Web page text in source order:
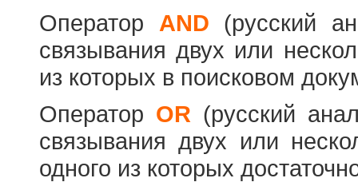
Оператор AND (русский
связывания двух или
из которых в поисковом
Оператор OR (русский
связывания двух или
одного из которых